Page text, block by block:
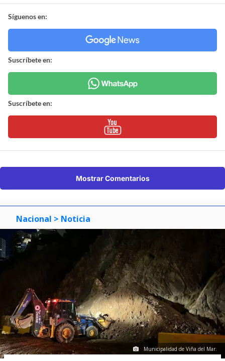
Síguenos en:
Suscríbete en:
Suscríbete en:
Mostrar Comentarios
Nacional > Noticia
Municipalidad de Viña del Mar.